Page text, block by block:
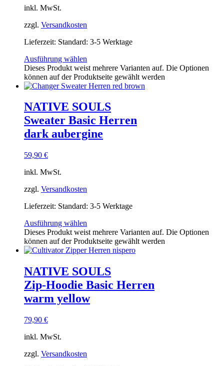
inkl. MwSt.
zzgl. Versandkosten
Lieferzeit: Standard: 3-5 Werktage
Ausführung wählen
Dieses Produkt weist mehrere Varianten auf. Die Optionen
können auf der Produktseite gewählt werden
NATIVE SOULS
Sweater Basic Herren
dark aubergine
59,90 €
inkl. MwSt.
zzgl. Versandkosten
Lieferzeit: Standard: 3-5 Werktage
Ausführung wählen
Dieses Produkt weist mehrere Varianten auf. Die Optionen
können auf der Produktseite gewählt werden
NATIVE SOULS
Zip-Hoodie Basic Herren
warm yellow
79,90 €
inkl. MwSt.
zzgl. Versandkosten